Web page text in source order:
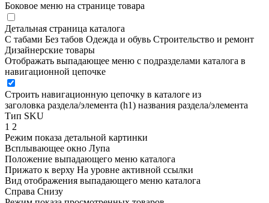
Боковое меню на странице товара
Детальная страница каталога
С табами Без табов Одежда и обувь Строительство и ремонт
Дизайнерские товары
Отображать выпадающее меню с подразделами каталога в
навигационной цепочке
Строить навигационную цепочку в каталоге из
заголовка раздела/элемента (h1) названия раздела/элемента
Тип SKU
1 2
Режим показа детальной картинки
Всплывающее окно Лупа
Положение выпадающего меню каталога
Прижато к верху На уровне активной ссылки
Вид отображения выпадающего меню каталога
Справа Снизу